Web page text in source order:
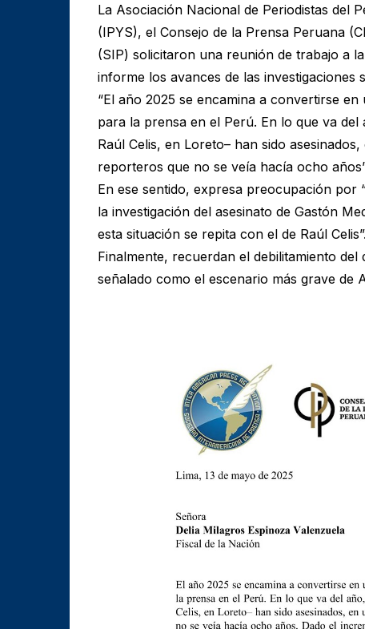
La Asociación Nacional de Periodistas del
(IPYS), el Consejo de la Prensa Peruana
(SIP) solicitaron una reunión de trabajo a
informe los avances de las investigaciones
“El año 2025 se encamina a convertirse
para la prensa en el Perú. En lo que va
Raúl Celis, en Loreto– han sido
reporteros que no se veía hacía ocho
En ese sentido, expresa preocupación por
la investigación del asesinato de Gastón
esta situación se repita con el de Raúl Celis”.
Finalmente, recuerdan el debilitamiento
señalado como el escenario más grave de